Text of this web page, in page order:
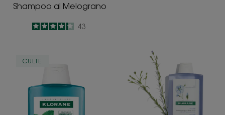
Shampoo al Melograno
4.2
/
5
43
rinfrescante
&
CULTE
alle
fibre
Lino